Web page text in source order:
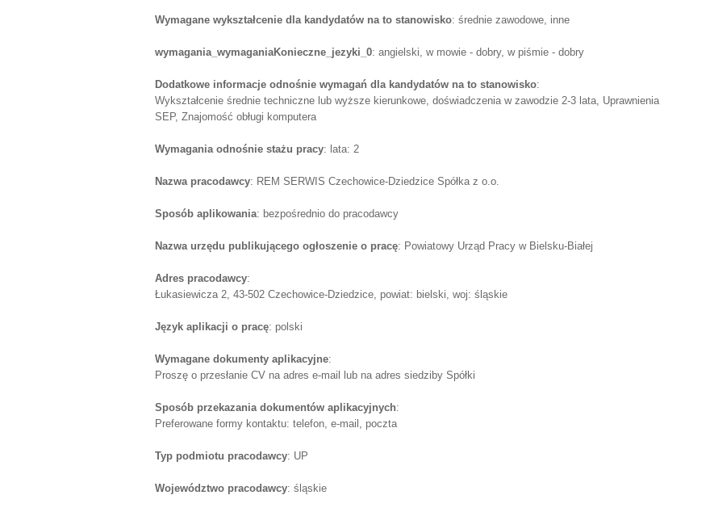
Wymagane wykształcenie dla kandydatów na to stanowisko: średnie zawodowe, inne
wymagania_wymaganiaKonieczne_jezyki_0: angielski, w mowie - dobry, w piśmie - dobry
Dodatkowe informacje odnośnie wymagań dla kandydatów na to stanowisko:
Wykształcenie średnie techniczne lub wyższe kierunkowe, doświadczenia w zawodzie 2-3 lata, Uprawnienia
SEP, Znajomość obługi komputera
Wymagania odnośnie stażu pracy: lata: 2
Nazwa pracodawcy: REM SERWIS Czechowice-Dziedzice Spółka z o.o.
Sposób aplikowania: bezpośrednio do pracodawcy
Nazwa urzędu publikującego ogłoszenie o pracę: Powiatowy Urząd Pracy w Bielsku-Białej
Adres pracodawcy:
Łukasiewicza 2, 43-502 Czechowice-Dziedzice, powiat: bielski, woj: śląskie
Język aplikacji o pracę: polski
Wymagane dokumenty aplikacyjne:
Proszę o przesłanie CV na adres e-mail lub na adres siedziby Spółki
Sposób przekazania dokumentów aplikacyjnych:
Preferowane formy kontaktu: telefon, e-mail, poczta
Typ podmiotu pracodawcy: UP
Województwo pracodawcy: śląskie